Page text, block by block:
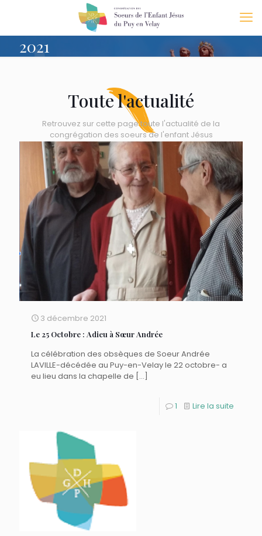
2021
Toute l'actualité
Retrouvez sur cette page toute l'actualité de la
congrégation des soeurs de l'enfant Jésus
3 décembre 2021
Le 25 Octobre : Adieu à Sœur Andrée
La célébration des obsèques de Soeur Andrée
LAVILLE-décédée au Puy-en-Velay le 22 octobre- a
eu lieu dans la chapelle de […]
1 Lire la suite